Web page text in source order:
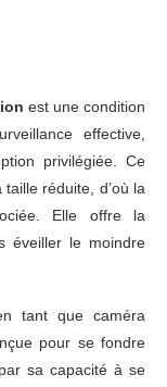
est une condition
effective,
privilégiée. Ce
réduite, d’où la
Elle offre la
éveiller le moindre
tant que caméra
pour se fondre
sa capacité à se